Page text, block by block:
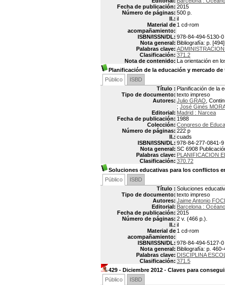
Fecha de publicación: 2015
Número de páginas: 500 p.
Il.: il
Material de
acompañamiento:
1 cd-rom
ISBN/ISSN/DL: 978-84-494-5130-0
Nota general: Bibliografía: p.
Palabras clave:
Clasificación: 371.2
Nota de contenido: La orientación en
Planificación de la educación y mercado de
Público
ISBD
Título : Planificación de la
Tipo de documento: texto impreso
Autores: Julio GRAO ,
; José Ginés
Editorial: Madrid : Narcea
Fecha de publicación: 1988
Colección: Congreso de
Número de páginas: 222 p
Il.: cuads
ISBN/ISSN/DL: 978-84-277-0841-9
Nota general: SC 6908
Palabras clave: PLANIFICACION
Clasificación: 370.72
Soluciones educativas para los conflictos
Público
ISBD
Título : Soluciones
Tipo de documento: texto impreso
Autores: Jaime Antonio
Editorial: Barcelona : Océano
Fecha de publicación: 2015
Número de páginas: 2 v. (466 p.).
Il.: il
Material de
acompañamiento:
1 cd-rom
ISBN/ISSN/DL: 978-84-494-5127-0
Nota general: Bibliografía: p. 460-
Palabras clave: DISCIPLINA
Clasificación: 371.5
429 - Diciembre 2012 - Claves para
Público
ISBD